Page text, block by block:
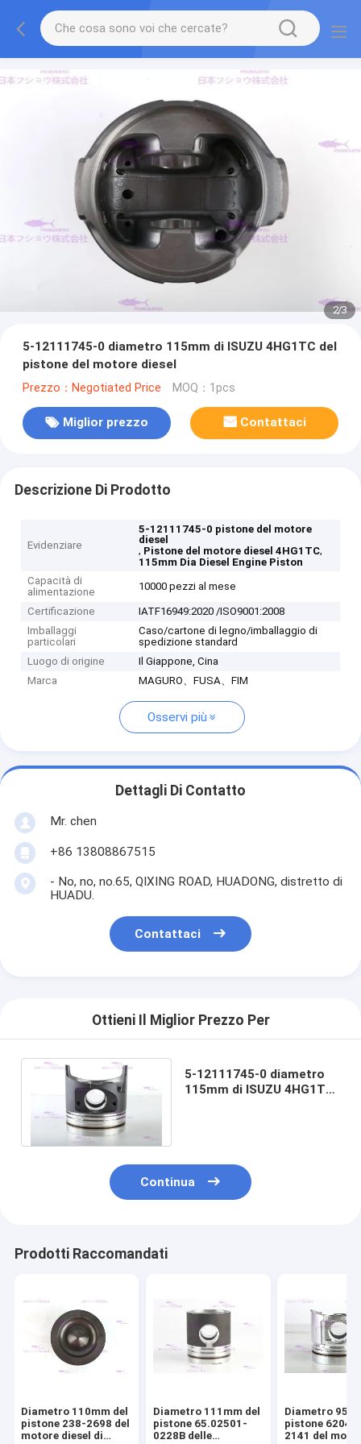
2/3
5-12111745-0 diametro 115mm di ISUZU 4HG1TC del
pistone del motore diesel
Prezzo：Negotiated Price MOQ：1pcs
Miglior prezzo Contattaci
Descrizione Di Prodotto
Evidenziare
5-12111745-0 pistone del motore
diesel
, Pistone del motore diesel 4HG1TC,
115mm Dia Diesel Engine Piston
Capacità di
alimentazione
10000 pezzi al mese
Certificazione
IATF16949:2020 /ISO9001:2008
Imballaggi
particolari
Caso/cartone di legno/imballaggio di
spedizione standard
Luogo di origine
Il Giappone, Cina
Marca
MAGURO、FUSA、FIM
Osservi più
Dettagli Di Contatto
Mr. chen
+86 13808867515
- No, no, no.65, QIXING ROAD, HUADONG, distretto di
HUADU.
Contattaci
Ottieni Il Miglior Prezzo Per
5-12111745-0 diametro
115mm di ISUZU 4HG1TC
Continua
Prodotti Raccomandati
Diametro 110mm del
pistone 238-2698 del
motore diesel di
Diametro 111mm del
pistone 65.02501-
0228B delle
Diametro
pistone 6204-
2141 del